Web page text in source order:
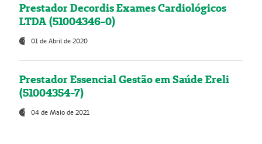
Prestador Decordis Exames Cardiológicos
LTDA (51004346-0)
01 de Abril de 2020
Prestador Essencial Gestão em Saúde Ereli
(51004354-7)
04 de Maio de 2021